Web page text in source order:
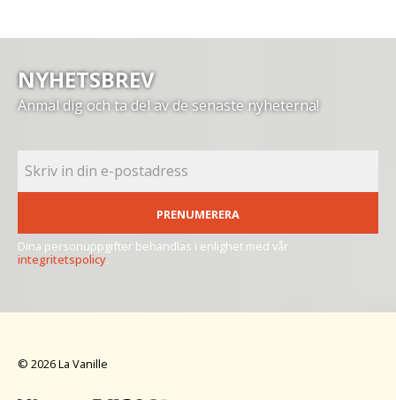
NYHETSBREV
Anmäl dig och ta del av de senaste nyheterna!
PRENUMERERA
Dina personuppgifter behandlas i enlighet med vår
integritetspolicy.
© 2026 La Vanille